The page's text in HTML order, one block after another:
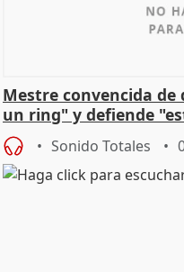
Mestre convencida
un ring" y defiende
Vox
Sonido Totales